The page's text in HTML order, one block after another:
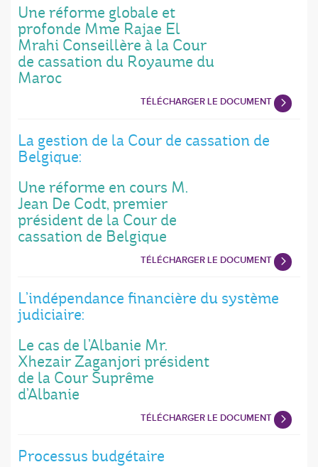
Une réforme globale et
profonde Mme Rajae El
Mrahi Conseillère à la Cour
de cassation du Royaume du
Maroc
TÉLÉCHARGER LE DOCUMENT
La gestion de la Cour de cassation de
Belgique:
Une réforme en cours M.
Jean De Codt, premier
président de la Cour de
cassation de Belgique
TÉLÉCHARGER LE DOCUMENT
L’indépendance financière du système
judiciaire:
Le cas de l’Albanie Mr.
Xhezair Zaganjori président
de la Cour Suprême
d’Albanie
TÉLÉCHARGER LE DOCUMENT
Processus budgétaire